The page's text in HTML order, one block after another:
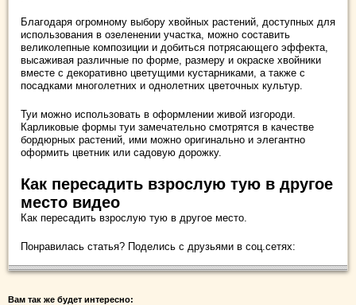
Благодаря огромному выбору хвойных растений, доступных для
использования в озеленении участка, можно составить
великолепные композиции и добиться потрясающего эффекта,
высаживая различные по форме, размеру и окраске хвойники
вместе с декоративно цветущими кустарниками, а также с
посадками многолетних и однолетних цветочных культур.
Туи можно использовать в оформлении живой изгороди.
Карликовые формы туи замечательно смотрятся в качестве
бордюрных растений, ими можно оригинально и элегантно
оформить цветник или садовую дорожку.
Как пересадить взрослую тую в другое
место видео
Как пересадить взрослую тую в другое место.
Понравилась статья? Поделись с друзьями в соц.сетях:
Вам так же будет интересно: